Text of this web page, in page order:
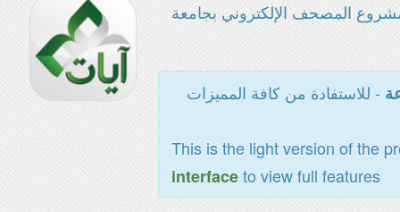
المصحف الإلكتروني بجامعة
- للاستفادة من كافة المميزات
This is the light version of the
interfaceto view full features